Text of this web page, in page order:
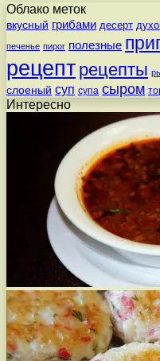
Облако меток
вкусный грибами десерт
печенье пирог полезные
рецепт рецепты
слоеный суп супа сыром
Интересно